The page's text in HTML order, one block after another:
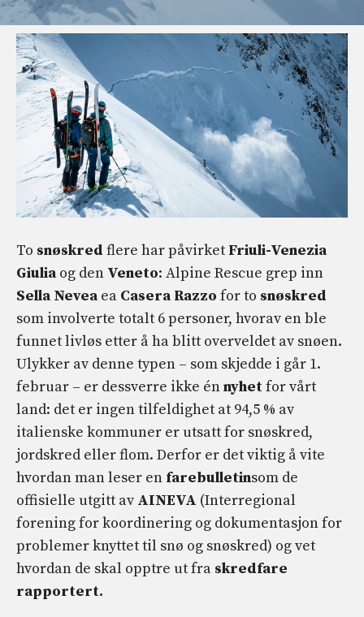
To snøskred flere har påvirket Friuli-Venezia
Giulia og den Veneto: Alpine Rescue grep inn
Sella Nevea ea Casera Razzo for to snøskred
som involverte totalt 6 personer, hvorav en ble
funnet livløs etter å ha blitt overveldet av snøen.
Ulykker av denne typen – som skjedde i går 1.
februar – er dessverre ikke énnyhetfor vårt
land: det er ingen tilfeldighet at 94,5 % av
italienske kommuner er utsatt for snøskred,
jordskred eller flom. Derfor er det viktig å vite
hvordan man leser en farebulletinsom de
offisielle utgitt av AINEVA (Interregional
forening for koordinering og dokumentasjon for
problemer knyttet til snø og snøskred) og vet
hvordan de skal opptre ut fra skredfare
rapportert.